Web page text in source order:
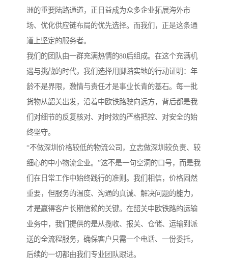
洲的重要陆路通道，正日益成为众多企业拓展海外市
场、优化供应链布局的优先选择。而我们，正是这条通
道上坚定的服务者。
我们的团队由一群充满热情的80后组成。在这个充满机
遇与挑战的时代，我们选择用脚踏实地的行动证明：年
龄不是界限，激情与责任才是事业长青的基石。每一批
货物从韶关出发，沿着中欧铁路驶向远方，背后都是我
们对细节的反复核对、对时效的严格把控、对安全的始
终坚守。
“不做深圳价格较低的物流公司，立志做深圳较负责、较
细心的中小物流企业。”这不是一句空洞的口号，而是我
们在日常工作中始终践行的准则。我们相信，价格固然
重要，但服务的温度、沟通的真诚、解决问题的能力，
才是赢得客户长期信赖的关键。在韶关中欧铁路的运输
业务中，我们提供的是从揽收、报关、仓储、运输到派
送的全流程服务，确保客户只需一个电话、一份委托，
后续的一切都由我们专业团队跟进。